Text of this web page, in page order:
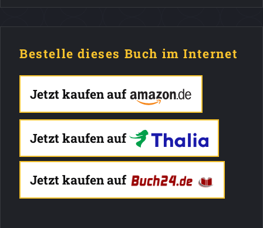
Bestelle dieses Buch im Internet
Jetzt kaufen auf
Jetzt kaufen auf
Jetzt kaufen auf